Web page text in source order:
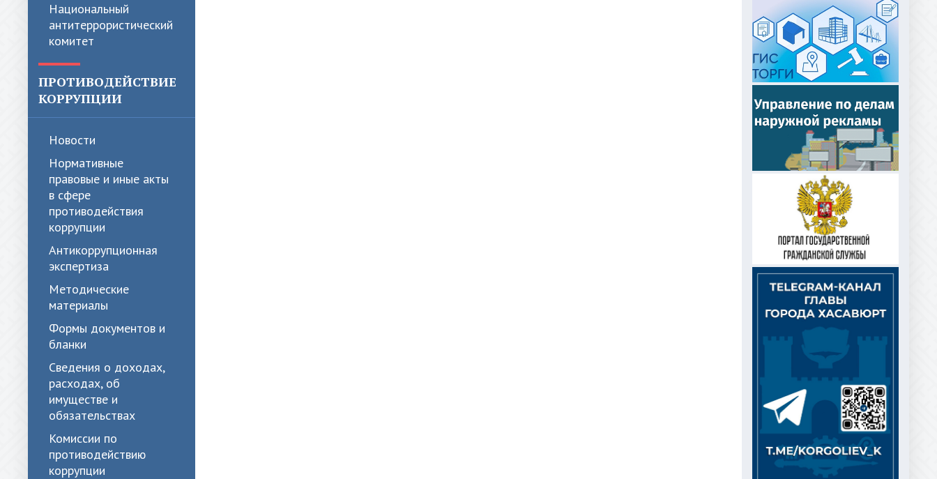
Национальный
антитеррористический
комитет
ПРОТИВОДЕЙСТВИЕ
КОРРУПЦИИ
Новости
Нормативные
правовые и иные акты
в сфере
противодействия
коррупции
Антикоррупционная
экспертиза
Методические
материалы
Формы документов и
бланки
Сведения о доходах,
расходах, об
имуществе и
обязательствах
Комиссии по
противодействию
коррупции